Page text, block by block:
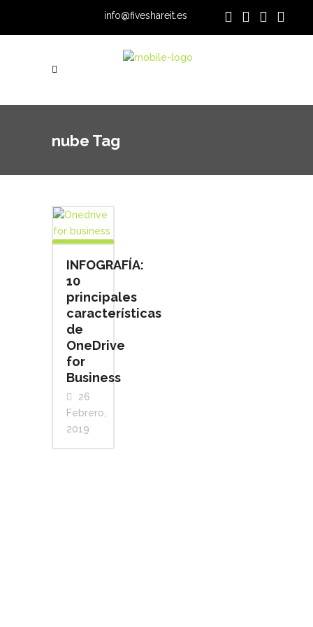
info@fiveshareit.es
nube Tag
INFOGRAFÍA:
10
principales
características
de
OneDrive
for
Business
26
Febrero,
2019